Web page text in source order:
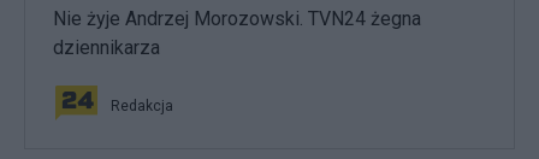
Nie żyje Andrzej Morozowski. TVN24 żegna
dziennikarza
Redakcja